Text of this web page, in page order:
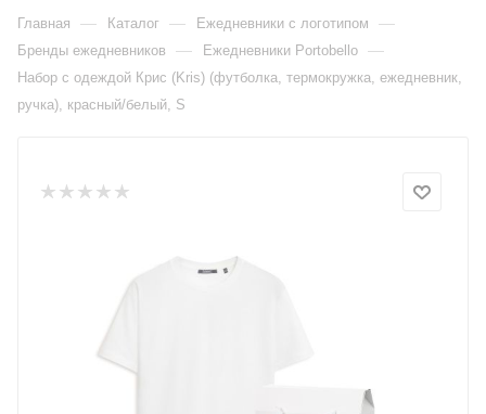
Главная — Каталог — Ежедневники c логотипом —
Бренды ежедневников — Ежедневники Portobello —
Набор с одеждой Крис (Kris) (футболка, термокружка, ежедневник,
ручка), красный/белый, S